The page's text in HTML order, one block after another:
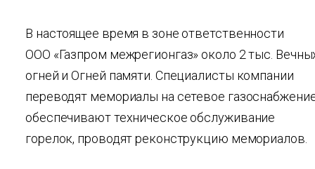
В настоящее время в зоне ответственности
ООО «Газпром межрегионгаз» около 2 тыс.
огней и Огней памяти. Специалисты компании
переводят мемориалы на сетевое
обеспечивают техническое обслуживание
горелок, проводят реконструкцию мемориалов.